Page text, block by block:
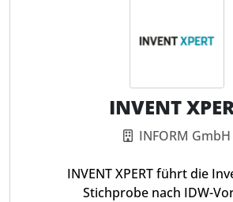
INVENT
INFORM GmbH
INVENT XPERT führt die
Stichprobe nach IDW-